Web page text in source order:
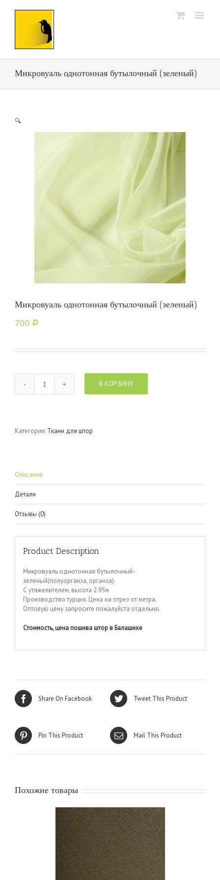
Микровуаль однотонная бутылочный (зеленый)
🔍
Микровуаль однотонная бутылочный (зеленый)
700 Р
В КОРЗИНУ
Категория: Ткани для штор
Описание
Детали
Отзывы (0)
Product Description
Микровуаль однотонная бутылочный-
зеленый(полуорганза, органза).
С утяжелителем, высота 2.95м
Производство турция. Цена на отрез от метра.
Оптовую цену запросите пожалуйста отдельно.
Стоимость, цена пошива штор в Балашихе
Share On Facebook Tweet This Product
Pin This Product Mail This Product
Похожие товары